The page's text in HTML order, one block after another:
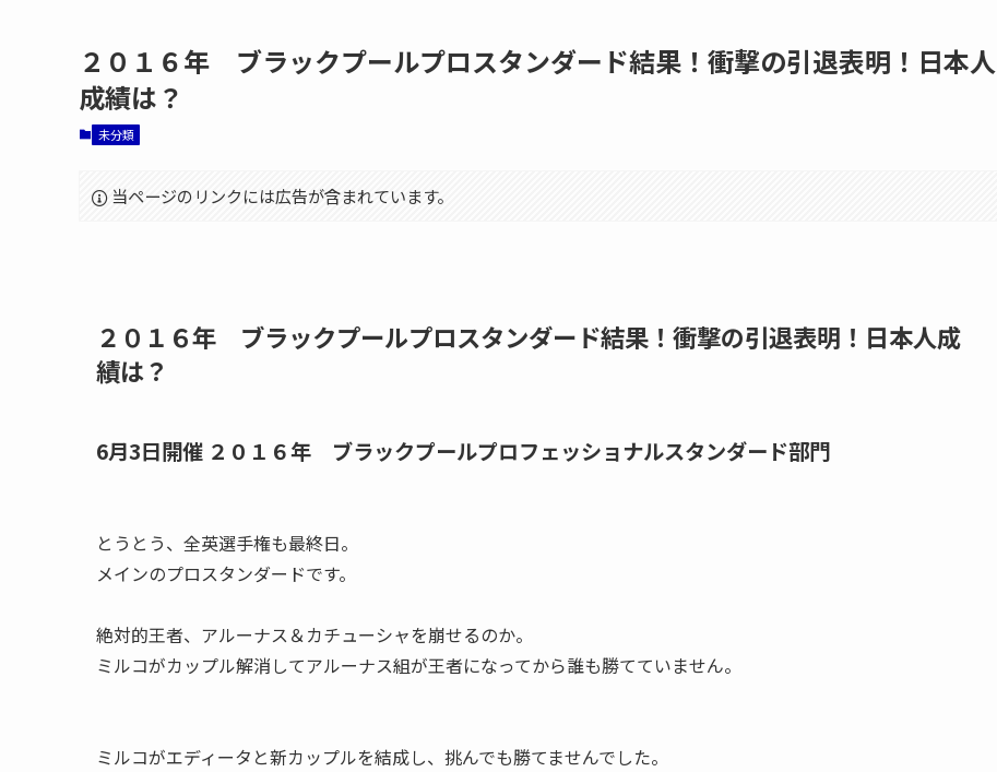
２０１６年 ブラックプールプロスタンダード結果！衝撃の引退表明！日本人
成績は？
未分類
当ページのリンクには広告が含まれています。
２０１６年 ブラックプールプロスタンダード結果！衝撃の引退表明！日本人成
績は？
6月3日開催 ２０１６年 ブラックプールプロフェッショナルスタンダード部門
とうとう、全英選手権も最終日。
メインのプロスタンダードです。
絶対的王者、アルーナス＆カチューシャを崩せるのか。
ミルコがカップル解消してアルーナス組が王者になってから誰も勝てていません。
ミルコがエディータと新カップルを結成し、挑んでも勝てませんでした。